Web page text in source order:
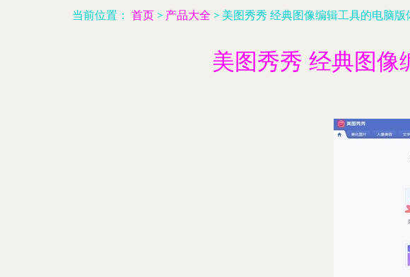
当前位置： 首页 > 产品大全 > 美图秀秀 经典图像编辑工具的电脑
美图秀秀 经典图像